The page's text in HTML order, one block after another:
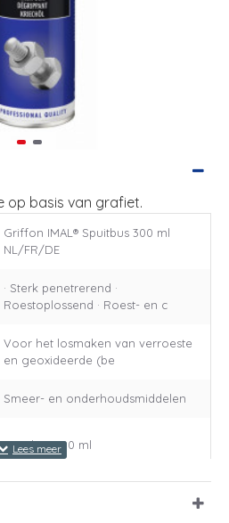
op basis van grafiet.
Griffon IMAL® Spuitbus 300 ml
NL/FR/DE
· Sterk penetrerend ·
Roestoplossend · Roest- en c
Voor het losmaken van verroeste
en geoxideerde (be
Smeer- en onderhoudsmiddelen
Spuitbus 300 ml